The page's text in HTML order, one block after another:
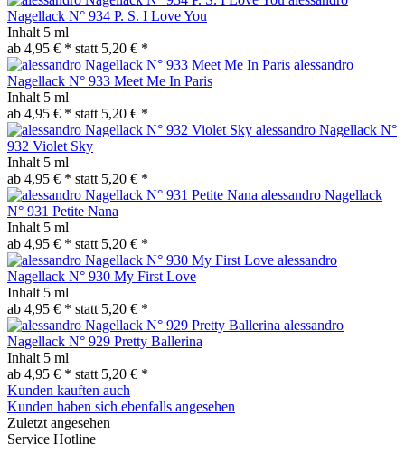
Nagellack N° 934 P. S. I Love You
Inhalt 5 ml
ab 4,95 € * statt 5,20 € *
alessandro
Nagellack N° 933 Meet Me In Paris
Inhalt 5 ml
ab 4,95 € * statt 5,20 € *
alessandro Nagellack N°
932 Violet Sky
Inhalt 5 ml
ab 4,95 € * statt 5,20 € *
alessandro Nagellack
N° 931 Petite Nana
Inhalt 5 ml
ab 4,95 € * statt 5,20 € *
alessandro
Nagellack N° 930 My First Love
Inhalt 5 ml
ab 4,95 € * statt 5,20 € *
alessandro
Nagellack N° 929 Pretty Ballerina
Inhalt 5 ml
ab 4,95 € * statt 5,20 € *
Kunden kauften auch
Kunden haben sich ebenfalls angesehen
Zuletzt angesehen
Service Hotline